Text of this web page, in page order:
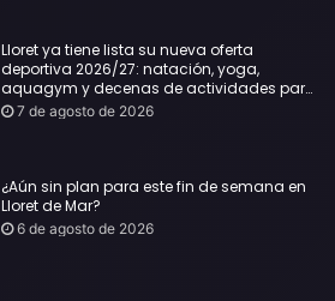
Lloret ya tiene lista su nueva oferta
deportiva 2026/27: natación, yoga,
aquagym y decenas de actividades para
todas las edades
7 de agosto de 2026
¿Aún sin plan para este fin de semana en
Lloret de Mar?
6 de agosto de 2026